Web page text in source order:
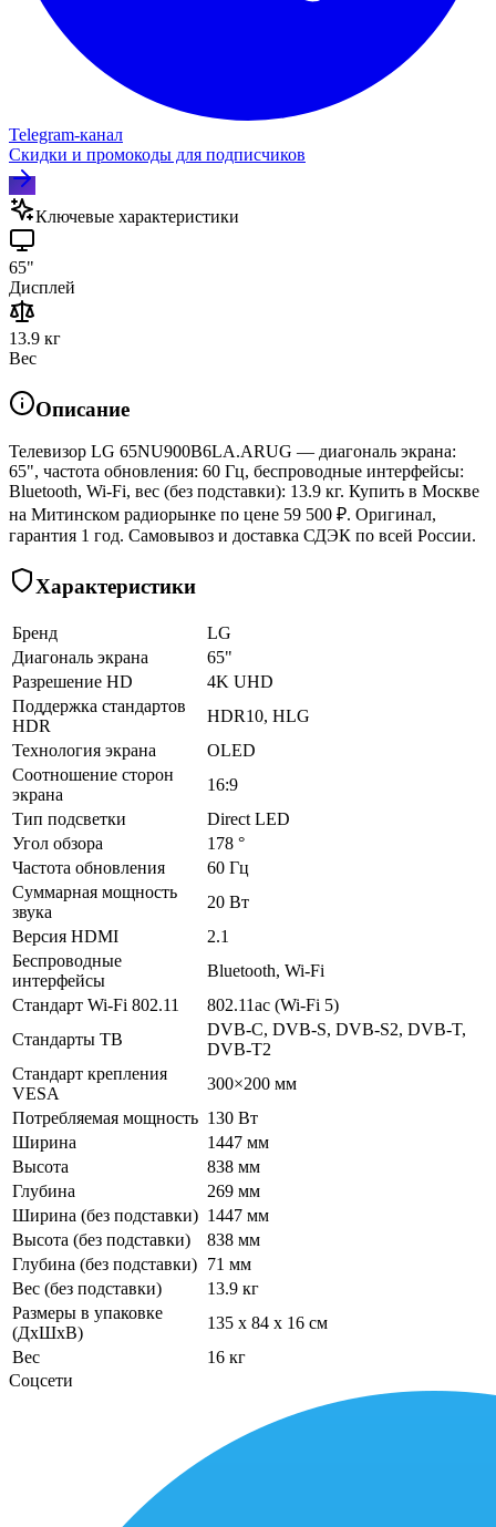
Telegram‑канал
Скидки и промокоды для подписчиков
Ключевые характеристики
65"
Дисплей
13.9 кг
Вес
Описание
Телевизор LG 65NU900B6LA.ARUG — диагональ экрана:
65", частота обновления: 60 Гц, беспроводные интерфейсы:
Bluetooth, Wi-Fi, вес (без подставки): 13.9 кг. Купить в Москве
на Митинском радиорынке по цене 59 500 ₽. Оригинал,
гарантия 1 год. Самовывоз и доставка СДЭК по всей России.
Характеристики
Бренд
LG
Диагональ экрана
65"
Разрешение HD
4K UHD
Поддержка стандартов
HDR
HDR10, HLG
Технология экрана
OLED
Соотношение сторон
экрана
16:9
Тип подсветки
Direct LED
Угол обзора
178 °
Частота обновления
60 Гц
Суммарная мощность
звука
20 Вт
Версия HDMI
2.1
Беспроводные
интерфейсы
Bluetooth, Wi-Fi
Стандарт Wi-Fi 802.11
802.11ac (Wi-Fi 5)
Стандарты ТВ
DVB-C, DVB-S, DVB-S2, DVB-T,
DVB-T2
Стандарт крепления
VESA
300×200 мм
Потребляемая мощность 130 Вт
Ширина
1447 мм
Высота
838 мм
Глубина
269 мм
Ширина (без подставки) 1447 мм
Высота (без подставки)
838 мм
Глубина (без подставки) 71 мм
Вес (без подставки)
13.9 кг
Размеры в упаковке
(ДхШхВ)
135 x 84 x 16 см
Вес
16 кг
Соцсети